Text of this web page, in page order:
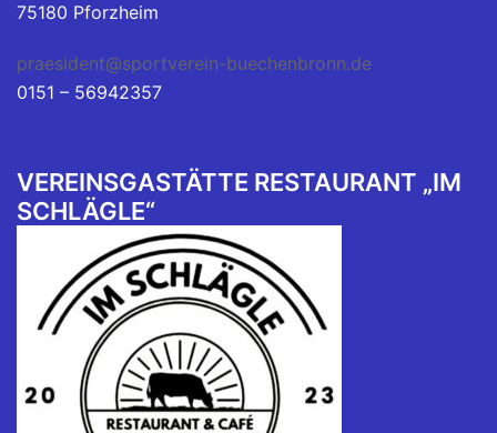
75180 Pforzheim
praesident@sportverein-buechenbronn.de
0151 – 56942357
VEREINSGASTÄTTE RESTAURANT „IM
SCHLÄGLE“